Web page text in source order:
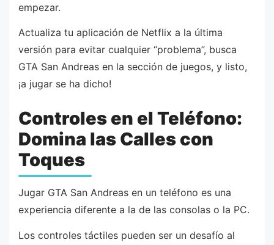
empezar.
Actualiza tu aplicación de Netflix a la última
versión para evitar cualquier “problema”, busca
GTA San Andreas en la sección de juegos, y listo,
¡a jugar se ha dicho!
Controles en el Teléfono:
Domina las Calles con
Toques
Jugar GTA San Andreas en un teléfono es una
experiencia diferente a la de las consolas o la PC.
Los controles táctiles pueden ser un desafío al